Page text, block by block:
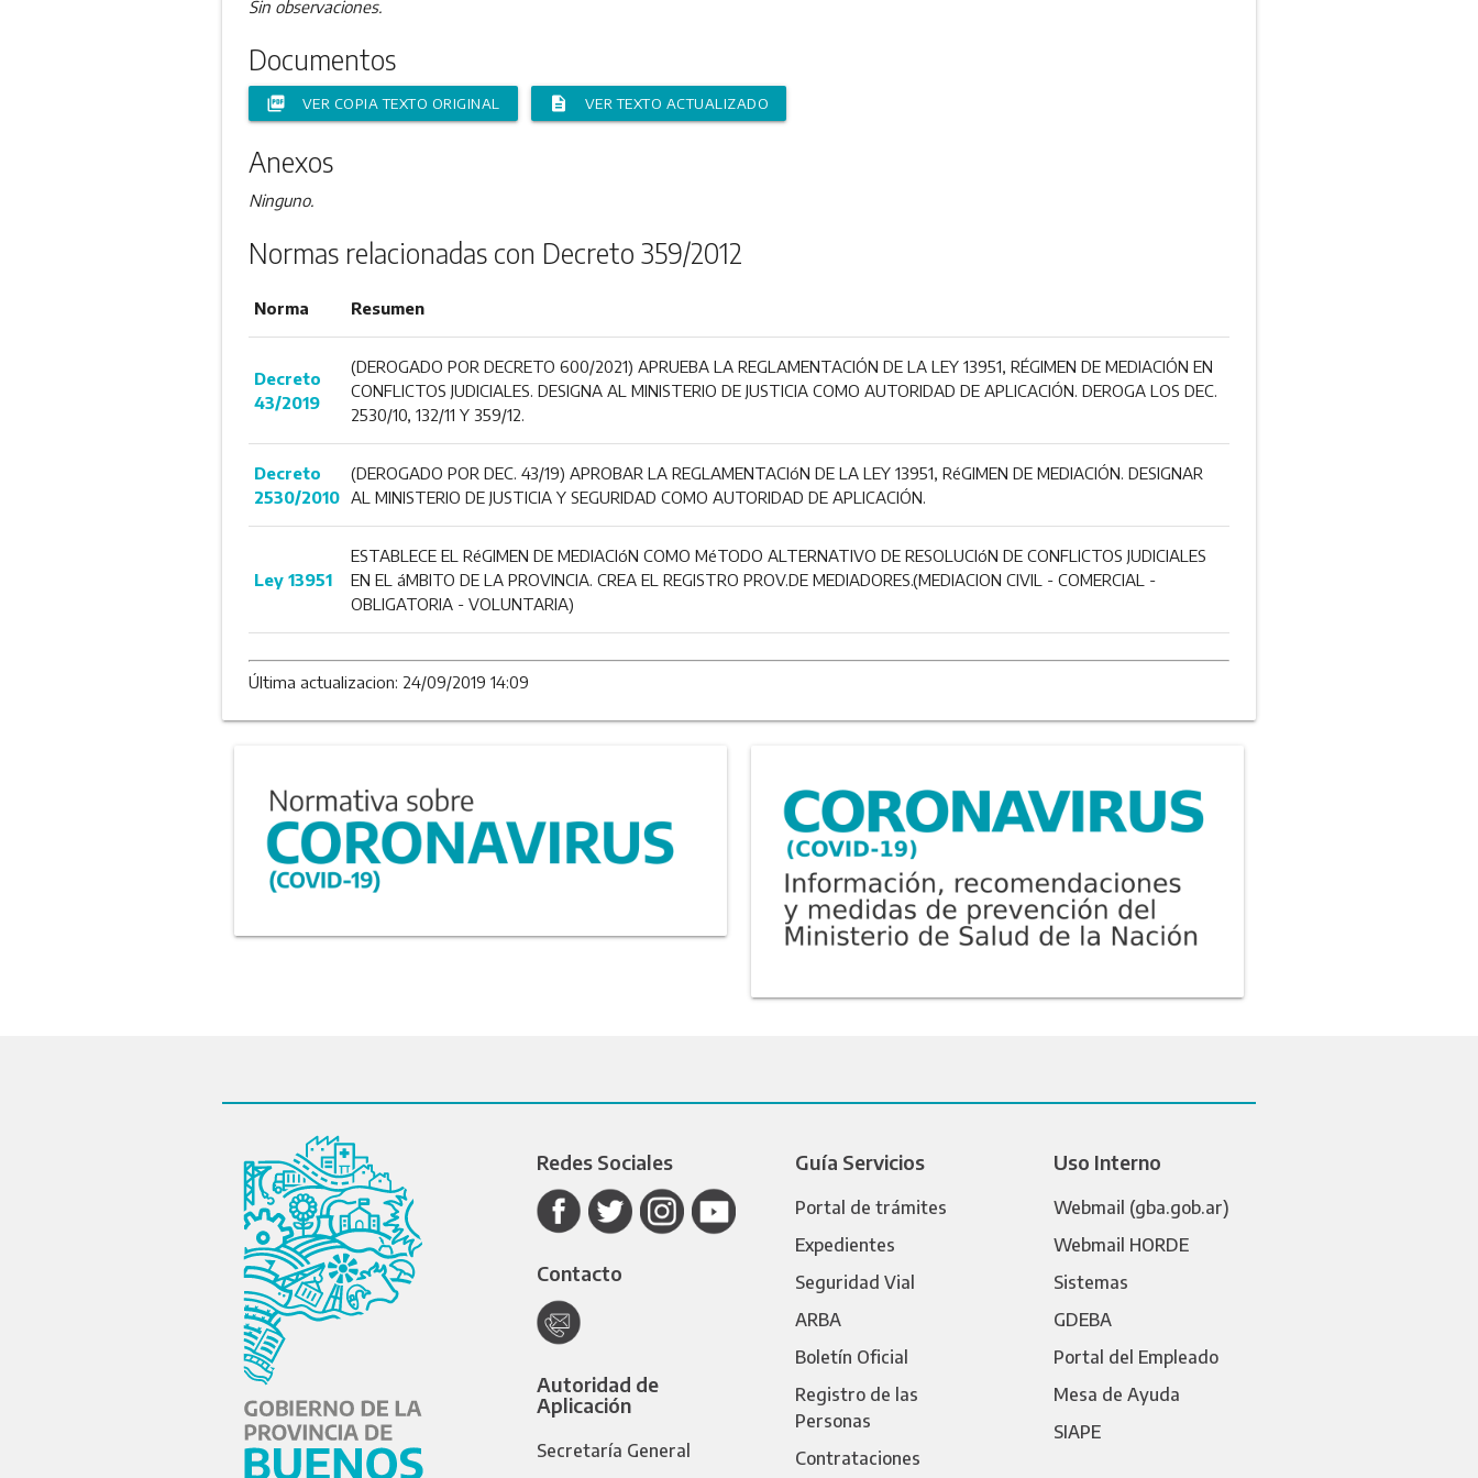
Sin observaciones.
Documentos
picture_as_pdf VER COPIA TEXTO ORIGINAL description VER TEXTO ACTUALIZADO
Anexos
Ninguno.
Normas relacionadas con Decreto 359/2012
Norma Resumen
Decreto
43/2019
(DEROGADO POR DECRETO 600/2021) APRUEBA LA REGLAMENTACIÓN DE LA LEY 13951, RÉGIMEN DE MEDIACIÓN EN
CONFLICTOS JUDICIALES. DESIGNA AL MINISTERIO DE JUSTICIA COMO AUTORIDAD DE APLICACIÓN. DEROGA LOS DEC.
2530/10, 132/11 Y 359/12.
Decreto
2530/2010
(DEROGADO POR DEC. 43/19) APROBAR LA REGLAMENTACIóN DE LA LEY 13951, RéGIMEN DE MEDIACIÓN. DESIGNAR
AL MINISTERIO DE JUSTICIA Y SEGURIDAD COMO AUTORIDAD DE APLICACIÓN.
Ley 13951
ESTABLECE EL RéGIMEN DE MEDIACIóN COMO MéTODO ALTERNATIVO DE RESOLUCIóN DE CONFLICTOS JUDICIALES
EN EL áMBITO DE LA PROVINCIA. CREA EL REGISTRO PROV.DE MEDIADORES.(MEDIACION CIVIL - COMERCIAL -
OBLIGATORIA - VOLUNTARIA)
Última actualizacion: 24/09/2019 14:09
Redes Sociales
Contacto
Autoridad de
Aplicación
Secretaría General
Guía Servicios
Portal de trámites
Expedientes
Seguridad Vial
ARBA
Boletín Oficial
Registro de las
Personas
Contrataciones
Uso Interno
Webmail (gba.gob.ar)
Webmail HORDE
Sistemas
GDEBA
Portal del Empleado
Mesa de Ayuda
SIAPE